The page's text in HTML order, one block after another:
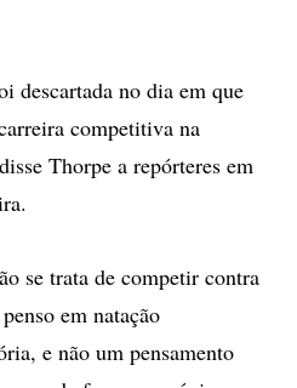
descartada no dia em que
competitiva na
Thorpe a repórteres em
se trata de competir contra
em natação
e não um pensamento